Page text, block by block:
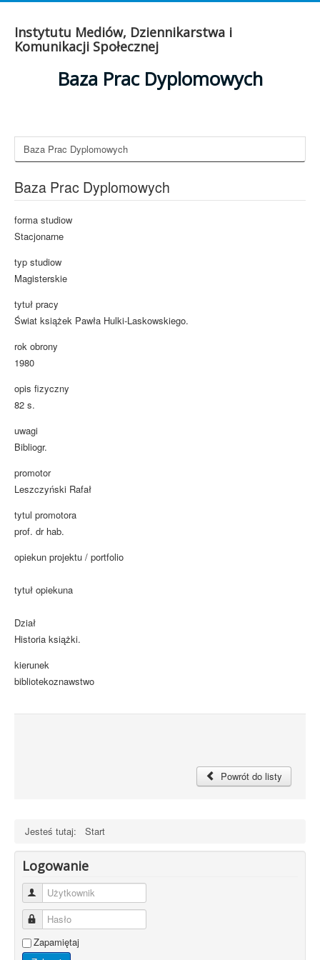
Instytutu Mediów, Dziennikarstwa i
Komunikacji Społecznej
Baza Prac Dyplomowych
Baza Prac Dyplomowych
Baza Prac Dyplomowych
forma studiow
Stacjonarne
typ studiow
Magisterskie
tytuł pracy
Świat książek Pawła Hulki-Laskowskiego.
rok obrony
1980
opis fizyczny
82 s.
uwagi
Bibliogr.
promotor
Leszczyński Rafał
tytul promotora
prof. dr hab.
opiekun projektu / portfolio
tytuł opiekuna
Dział
Historia książki.
kierunek
bibliotekoznawstwo
Powrót do listy
Jesteś tutaj: Start
Logowanie
Użytkownik
Hasło
Zapamiętaj